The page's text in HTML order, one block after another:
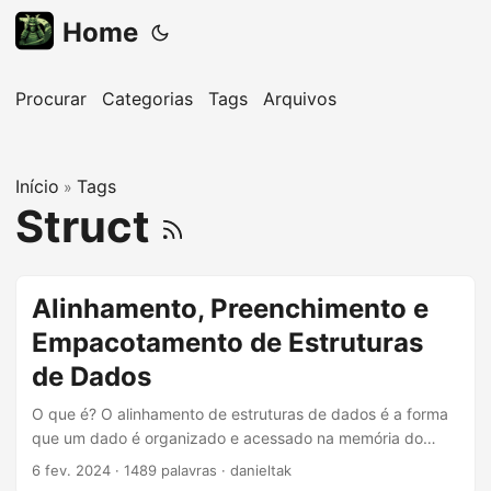
Home
Procurar Categorias Tags Arquivos
Início » Tags
Struct
Alinhamento, Preenchimento e
Empacotamento de Estruturas
de Dados
O que é? O alinhamento de estruturas de dados é a forma
que um dado é organizado e acessado na memória do
computador. E pode ser organizado em três temas: Data
6 fev. 2024 · 1489 palavras · danieltak